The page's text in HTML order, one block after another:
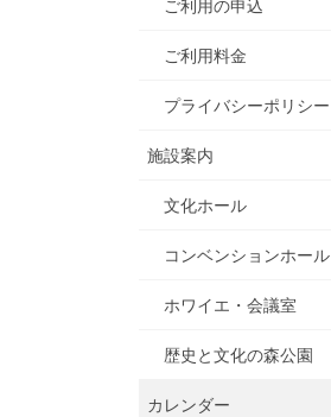
ご利用の申込
ご利用料金
プライバシーポリシー
施設案内
文化ホール
コンベンションホール
ホワイエ・会議室
歴史と文化の森公園
カレンダー